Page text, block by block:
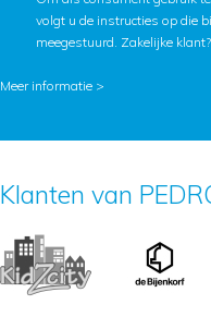
volgt u de instructies op die
meegestuurd. Zakelijke klant?
Meer informatie >
Klanten van